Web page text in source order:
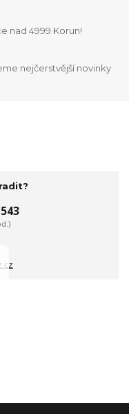
nad 4999 Korun!
nejčerstvější novinky